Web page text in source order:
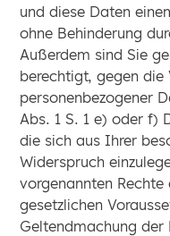
und diese Daten
ohne Behinderung
Außerdem sind Sie
berechtigt, gegen die
personenbezogener
Abs. 1 S. 1 e) oder f)
die sich aus Ihrer
Widerspruch
vorgenannten
gesetzlichen
Geltendmachung der